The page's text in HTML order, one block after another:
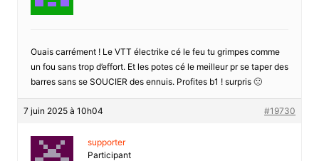
Ouais carrément ! Le VTT électrike cé le feu tu grimpes comme
un fou sans trop d’effort. Et les potes cé le meilleur pr se taper des
barres sans se SOUCIER des ennuis. Profites b1 ! surpris 🙁
7 juin 2025 à 10h04 #19730
supporter
Participant